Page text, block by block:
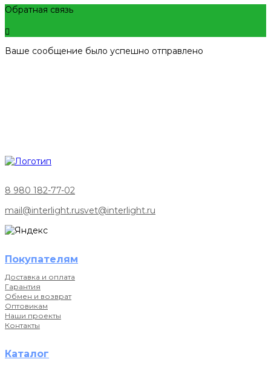
Обратная связь
Ваше сообщение было успешно отправлено
8 980 182-77-02
mail@interlight.rusvet@interlight.ru
Покупателям
Доставка и оплата
Гарантия
Обмен и возврат
Оптовикам
Наши проекты
Контакты
Каталог